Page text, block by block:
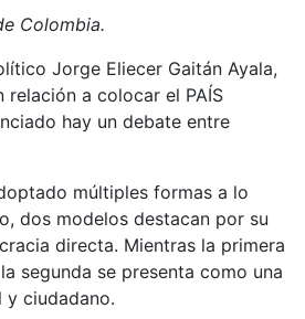
Colombia.
Jorge Eliecer Gaitán Ayala,
a colocar el PAÍS
hay un debate entre
múltiples formas a lo
dos modelos destacan por su
directa. Mientras la primera
segunda se presenta como una
ciudadano.